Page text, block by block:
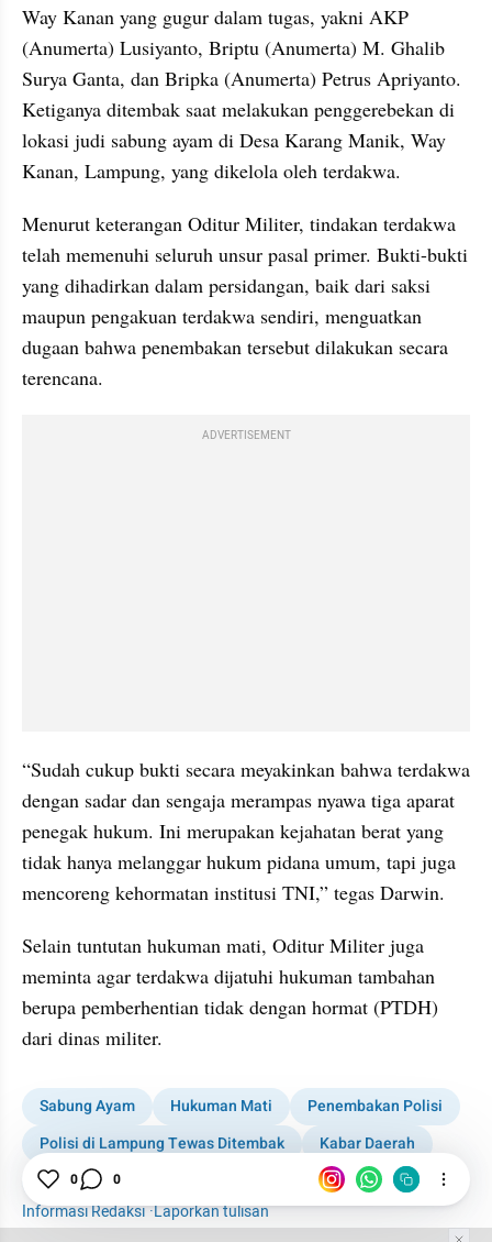
Way Kanan yang gugur dalam tugas, yakni AKP
(Anumerta) Lusiyanto, Briptu (Anumerta) M. Ghalib
Surya Ganta, dan Bripka (Anumerta) Petrus Apriyanto.
Ketiganya ditembak saat melakukan penggerebekan di
lokasi judi sabung ayam di Desa Karang Manik, Way
Kanan, Lampung, yang dikelola oleh terdakwa.
Menurut keterangan Oditur Militer, tindakan terdakwa
telah memenuhi seluruh unsur pasal primer. Bukti-bukti
yang dihadirkan dalam persidangan, baik dari saksi
maupun pengakuan terdakwa sendiri, menguatkan
dugaan bahwa penembakan tersebut dilakukan secara
terencana.
ADVERTISEMENT
“Sudah cukup bukti secara meyakinkan bahwa terdakwa
dengan sadar dan sengaja merampas nyawa tiga aparat
penegak hukum. Ini merupakan kejahatan berat yang
tidak hanya melanggar hukum pidana umum, tapi juga
mencoreng kehormatan institusi TNI,” tegas Darwin.
Selain tuntutan hukuman mati, Oditur Militer juga
meminta agar terdakwa dijatuhi hukuman tambahan
berupa pemberhentian tidak dengan hormat (PTDH)
dari dinas militer.
Sabung Ayam Hukuman Mati
Penembakan Polisi
Polisi di Lampung Tewas Ditembak
Kabar Daerah
1001 media online
Informasi Redaksi·Laporkan tulisan
0 0